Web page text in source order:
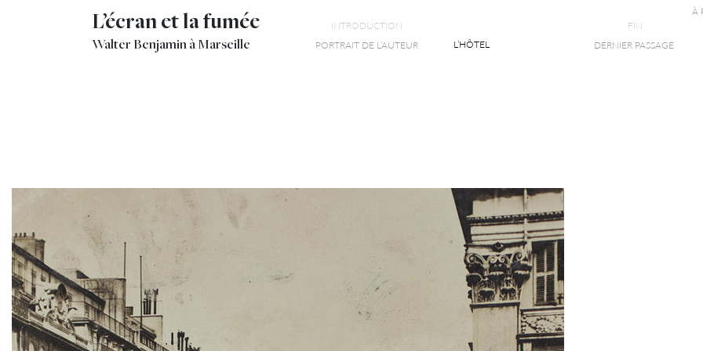
L’écran et la fumée
Walter Benjamin à Marseille
INTRODUCTION
PORTRAIT DE L’AUTEUR
L’HÔTEL
FIN
DERNIER PASSAGE
À